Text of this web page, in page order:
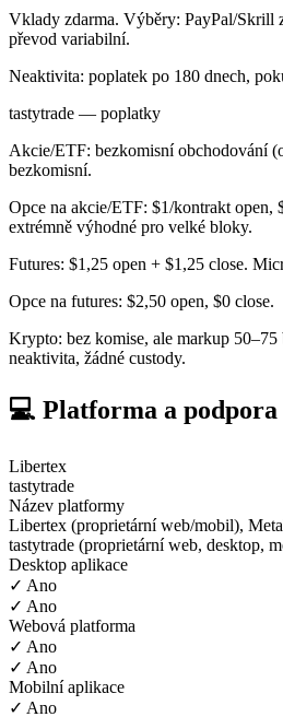
Vklady zdarma. Výběry: PayPal/Skrill
převod variabilní.
Neaktivita: poplatek po 180 dnech,
tastytrade — poplatky
Akcie/ETF: bezkomisní obchodování
bezkomisní.
Opce na akcie/ETF: $1/kontrakt
extrémně výhodné pro velké bloky.
Futures: $1,25 open + $1,25 close.
Opce na futures: $2,50 open, $0 close.
Krypto: bez komise, ale markup 50–75
neaktivita, žádné custody.
💻 Platforma a podpora
Libertex
tastytrade
Název platformy
Libertex (proprietární web/mobil),
tastytrade (proprietární web, desktop,
Desktop aplikace
✓ Ano
✓ Ano
Webová platforma
✓ Ano
✓ Ano
Mobilní aplikace
✓ Ano